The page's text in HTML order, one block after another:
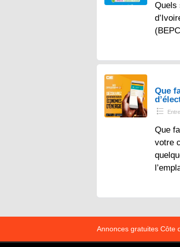
Quels
Que
Que
votre
Annonces gratuites Côte